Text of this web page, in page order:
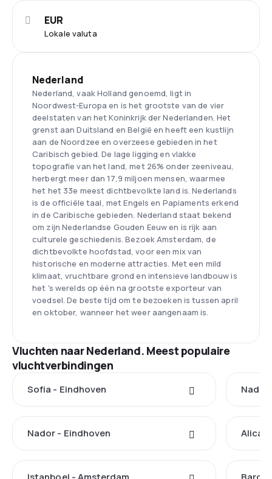
Lokale valuta
EUR
Nederland
Nederland, vaak Holland genoemd, ligt in
Noordwest-Europa en is het grootste van de vier
deelstaten van het Koninkrijk der Nederlanden. Het
grenst aan Duitsland en België en heeft een kustlijn
aan de Noordzee en overzeese gebieden in het
Caribisch gebied. De lage ligging en vlakke
topografie van het land, met 26% onder zeeniveau,
herbergt meer dan 17,9 miljoen mensen, waarmee
het het 33e meest dichtbevolkte land is. Nederlands
is de officiële taal, met Engels en Papiaments erkend
in de Caribische gebieden. Nederland staat bekend
om zijn Nederlandse Gouden Eeuw en is rijk aan
culturele geschiedenis. Bezoek Amsterdam, de
dichtbevolkte hoofdstad, voor een mix van
historische en moderne attracties. Met een mild
klimaat, vruchtbare grond en intensieve landbouw is
het 's werelds op één na grootste exporteur van
voedsel. De beste tijd om te bezoeken is tussen april
en oktober, wanneer het weer aangenaam is.
Vluchten naar Nederland. Meest populaire
vluchtverbindingen
Sofia - Eindhoven Nador
Nador - Eindhoven